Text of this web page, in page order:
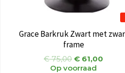
Grace Barkruk Zwart met
frame
€75,00 € 61,00
Op voorraad